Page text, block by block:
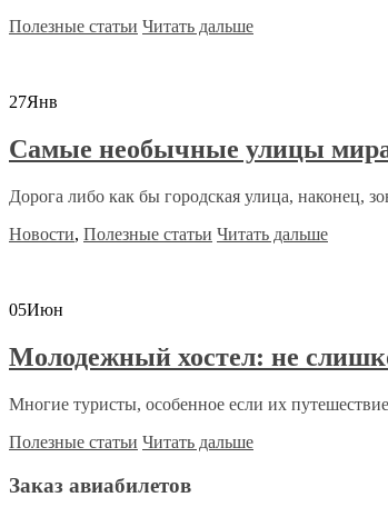
Полезные статьи Читать дальше
27Янв
Самые необычные улицы
Дорога либо как бы городская улица, наконец,
Новости, Полезные статьи Читать дальше
05Июн
Молодежный хостел: не
Многие туристы, особенное если их
Полезные статьи Читать дальше
Заказ авиабилетов